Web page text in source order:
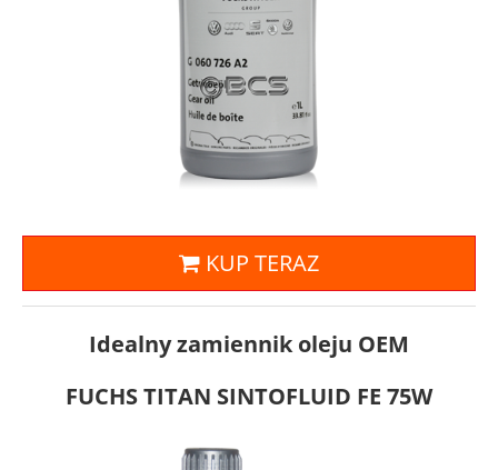
KUP TERAZ
Idealny zamiennik oleju OEM
FUCHS TITAN SINTOFLUID FE 75W